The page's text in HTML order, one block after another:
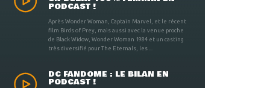
PODCAST !
Après Wonder Woman, Captain Marvel, et le récent
film Birds of Prey, mais aussi avec la venue proche
de Black Widow, Wonder Woman 1984 et un casting
très diversifié pour The Eternals, les ...
DC FANDOME : LE BILAN EN
PODCAST !